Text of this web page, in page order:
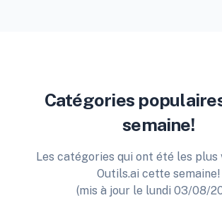
Catégories
semaine!
Les catégories qui ont été les plus
Outils.ai cette semaine!
(mis à jour le lundi 03/08/